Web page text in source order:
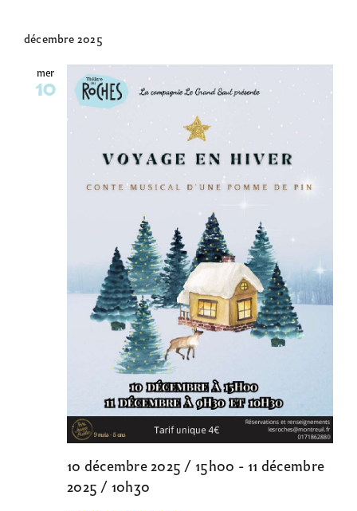
décembre 2025
mer
10
10 décembre 2025 / 15h00 -11 décembre
2025 / 10h30